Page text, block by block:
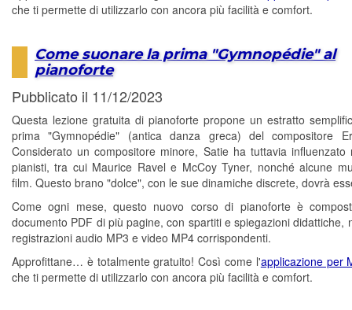
che ti permette di utilizzarlo con ancora più facilità e comfort.
Come suonare la prima "Gymnopédie" al
pianoforte
Pubblicato il 11/12/2023
Questa lezione gratuita di pianoforte propone un estratto
prima "Gymnopédie" (antica danza greca) del compositore
Considerato un compositore minore, Satie ha tuttavia influenzato
pianisti, tra cui Maurice Ravel e McCoy Tyner, nonché alcune
film. Questo brano "dolce", con le sue dinamiche discrete, dovrà
Come ogni mese, questo nuovo corso di pianoforte è
documento PDF di più pagine, con spartiti e spiegazioni didattiche,
registrazioni audio MP3 e video MP4 corrispondenti.
Approfittane… è totalmente gratuito! Così come l'applicazione per
che ti permette di utilizzarlo con ancora più facilità e comfort.